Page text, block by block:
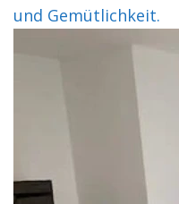
und Gemütlichkeit.